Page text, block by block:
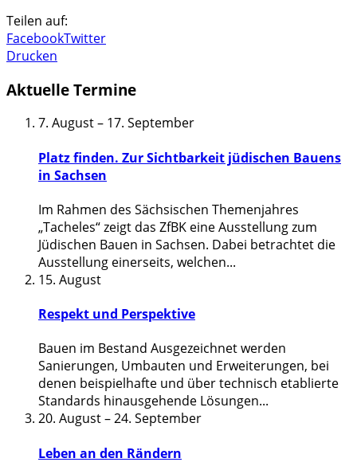
Teilen auf:
FacebookTwitter
Drucken
Aktuelle Termine
7. August– 17. September
Platz finden. Zur Sichtbarkeit jüdischen Bauens
in Sachsen
Im Rahmen des Sächsischen Themenjahres
„Tacheles“ zeigt das ZfBK eine Ausstellung zum
Jüdischen Bauen in Sachsen. Dabei betrachtet die
Ausstellung einerseits, welchen...
15. August
Respekt und Perspektive
Bauen im Bestand Ausgezeichnet werden
Sanierungen, Umbauten und Erweiterungen, bei
denen beispielhafte und über technisch etablierte
Standards hinausgehende Lösungen...
20. August–24. September
Leben an den Rändern